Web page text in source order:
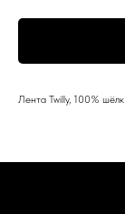
Лента Twilly, 100% шёлк